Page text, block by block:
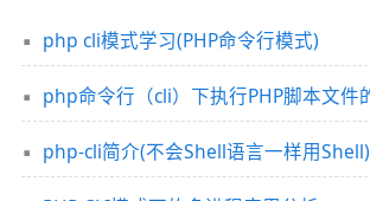
php cli模式学习(PHP命令行模式)
php-cli简介(不会Shell语言一样用Shell)